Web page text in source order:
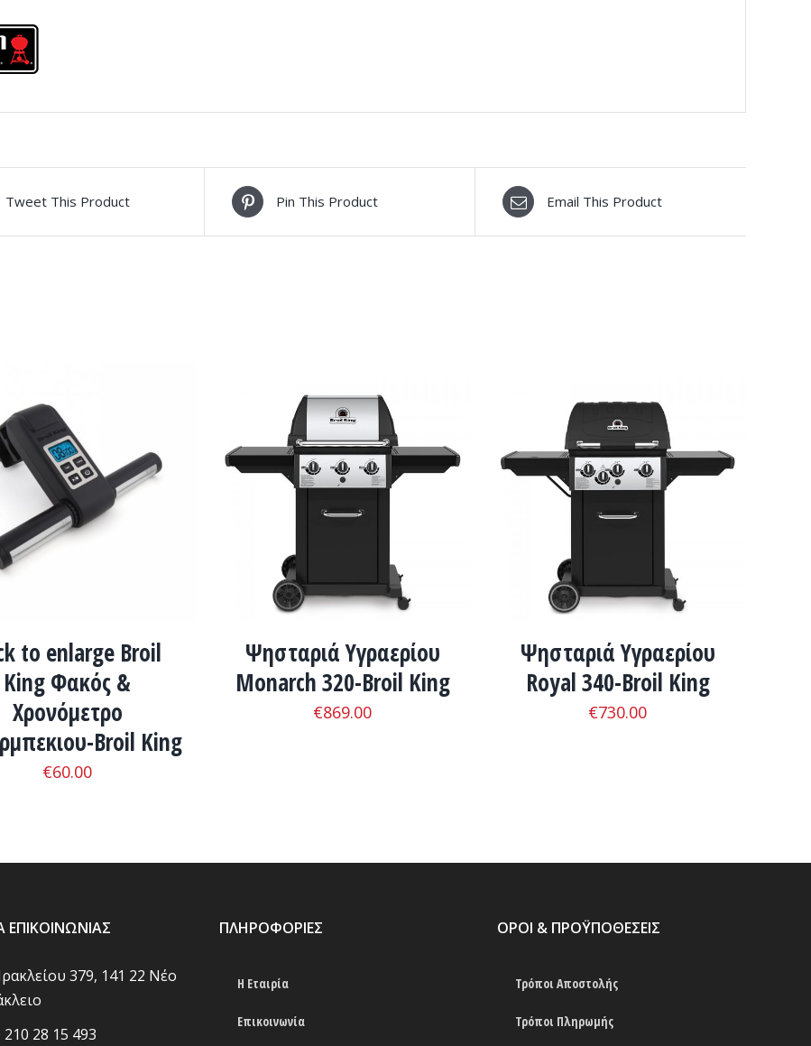
Tweet This Product Pin This Product Email This Product
ΛΕΠΤΟΜΈΡΕΙΕΣ
to enlarge Broil
King Φακός &
Χρονόμετρο
Broil King
€60.00
ADD TO CART
Ψησταριά Υγραερίου
Monarch 320-Broil King
€869.00
ADD TO CART / ΛΕΠΤΟΜΈΡΕΙΕΣ
Ψησταριά Υγραερίου
Royal 340-Broil King
€730.00
ΕΠΙΚΟΙΝΩΝΊΑΣ
379, 141 22 Νέο
210 28 15 493
ΠΛΗΡΟΦΟΡΊΕΣ
Η Εταιρία
Επικοινωνία
ΟΡΟΙ & ΠΡΟΫΠΟΘΕΣΕΙΣ
Τρόποι Αποστολής
Τρόποι Πληρωμής